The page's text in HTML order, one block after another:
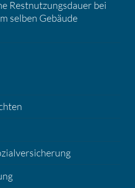
Restnut­zungs­dauer bei
selben Gebäude